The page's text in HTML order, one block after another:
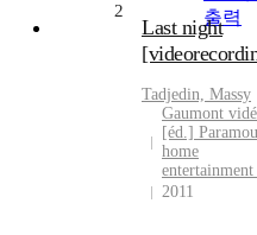
출력
2
Last night
Tadjedin, Massy
Gaumont
[éd.]
home
entertainment
2011